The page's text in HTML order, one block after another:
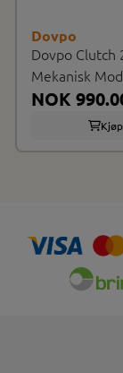
Dovpo
Dovpo Clutch
Mekanisk Mod
NOK
Kjøp